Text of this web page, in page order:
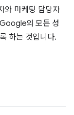
와 마케팅 담당자
의 모든 성
하는 것입니다.